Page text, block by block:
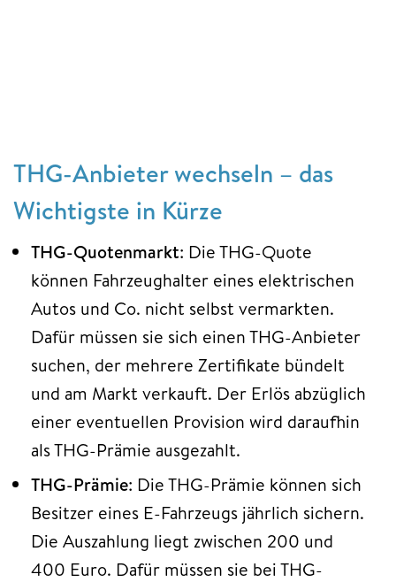
THG-Anbieter wechseln – das
Wichtigste in Kürze
THG-Quotenmarkt: Die THG-Quote
können Fahrzeughalter eines elektrischen
Autos und Co. nicht selbst vermarkten.
Dafür müssen sie sich einen THG-Anbieter
suchen, der mehrere Zertifikate bündelt
und am Markt verkauft. Der Erlös abzüglich
einer eventuellen Provision wird daraufhin
als THG-Prämie ausgezahlt.
THG-Prämie: Die THG-Prämie können sich
Besitzer eines E-Fahrzeugs jährlich sichern.
Die Auszahlung liegt zwischen 200 und
400 Euro. Dafür müssen sie bei THG-